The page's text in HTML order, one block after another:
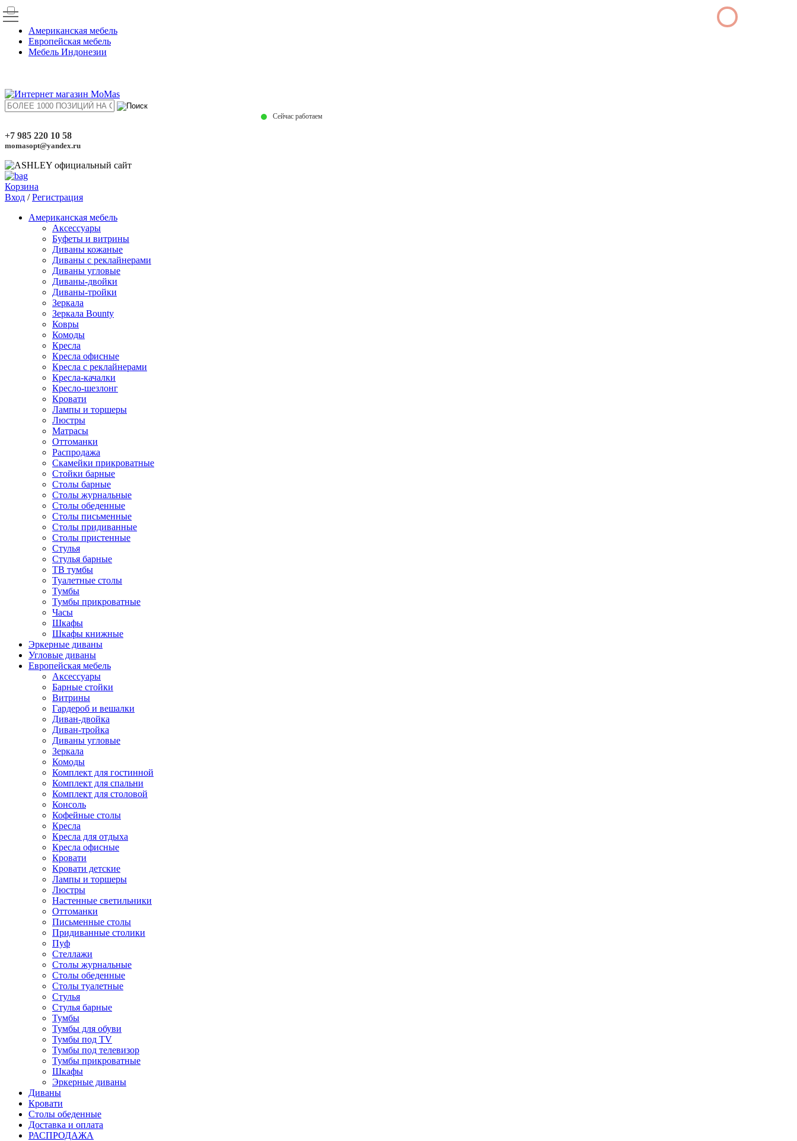
Американская мебель
Европейская мебель
Мебель Индонезии
Сейчас работаем
+7 985 220 10 58
momasopt@yandex.ru
Корзина
Вход /Регистрация
Американская мебель
Аксессуары
Буфеты и витрины
Диваны кожаные
Диваны с реклайнерами
Диваны угловые
Диваны-двойки
Диваны-тройки
Зеркала
Зеркала Bounty
Ковры
Комоды
Кресла
Кресла офисные
Кресла с реклайнерами
Кресла-качалки
Кресло-шезлонг
Кровати
Лампы и торшеры
Люстры
Матрасы
Оттоманки
Распродажа
Скамейки прикроватные
Стойки барные
Столы барные
Столы журнальные
Столы обеденные
Столы письменные
Столы придиванные
Столы пристенные
Стулья
Стулья барные
ТВ тумбы
Туалетные столы
Тумбы
Тумбы прикроватные
Часы
Шкафы
Шкафы книжные
Эркерные диваны
Угловые диваны
Европейская мебель
Аксессуары
Барные стойки
Витрины
Гардероб и вешалки
Диван-двойка
Диван-тройка
Диваны угловые
Зеркала
Комоды
Комплект для гостинной
Комплект для спальни
Комплект для столовой
Консоль
Кофейные столы
Кресла
Кресла для отдыха
Кресла офисные
Кровати
Кровати детские
Лампы и торшеры
Люстры
Настенные светильники
Оттоманки
Письменные столы
Придиванные столики
Пуф
Стеллажи
Столы журнальные
Столы обеденные
Столы туалетные
Стулья
Стулья барные
Тумбы
Тумбы для обуви
Тумбы под TV
Тумбы под телевизор
Тумбы прикроватные
Шкафы
Эркерные диваны
Диваны
Кровати
Столы обеденные
Доставка и оплата
РАСПРОДАЖА